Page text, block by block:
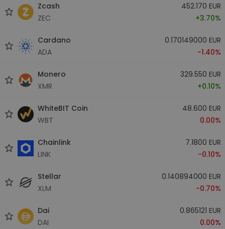
Zcash
ZEC
452.170 EUR
+3.70%
Cardano
ADA
0.170149000 EUR
-1.40%
Monero
XMR
329.550 EUR
+0.10%
WhiteBIT Coin
WBT
48.600 EUR
0.00%
Chainlink
LINK
7.1800 EUR
-0.10%
Stellar
XLM
0.140894000 EUR
-0.70%
Dai
DAI
0.865121 EUR
0.00%